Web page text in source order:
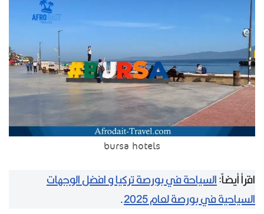
bursa hotels
اقرأ أيضاً:السياحة في بورصة تركيا و افضل الوجهات
السياحية في بورصة لعام 2025
.